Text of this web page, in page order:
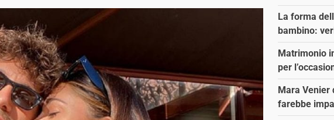
La forma
bambino:
Matrimonio
per
Mara Venier
farebbe